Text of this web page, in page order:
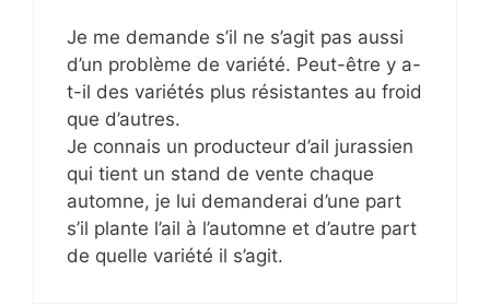
Je me demande s’il ne s’agit pas aussi
d’un problème de variété. Peut-être y a-
t-il des variétés plus résistantes au froid
que d’autres.
Je connais un producteur d’ail jurassien
qui tient un stand de vente chaque
automne, je lui demanderai d’une part
s’il plante l’ail à l’automne et d’autre part
de quelle variété il s’agit.